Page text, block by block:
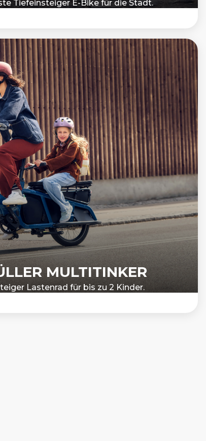
Tiefeinsteiger E-Bike für die Stadt.
MULTITINKER
Lastenrad für bis zu 2 Kinder.